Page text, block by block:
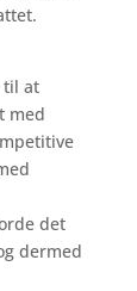
til at
med
det
dermed